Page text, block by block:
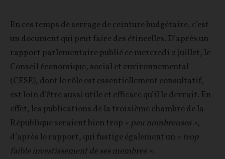
En ces temps de serrage de ceinture budgétaire, c’est
un document qui peut faire des étincelles. D’après un
rapport parlementaire publié ce mercredi 2 juillet, le
Conseil économique, social et environnemental
(CESE), dont le rôle est essentiellement consultatif,
est loin d’être aussi utile et efficace qu’il le devrait. En
effet, les publications de la troisième chambre de la
République seraient bien trop « peu nombreuses »,
d’après le rapport, qui fustige également un « trop
faible investissement de ses membres ».